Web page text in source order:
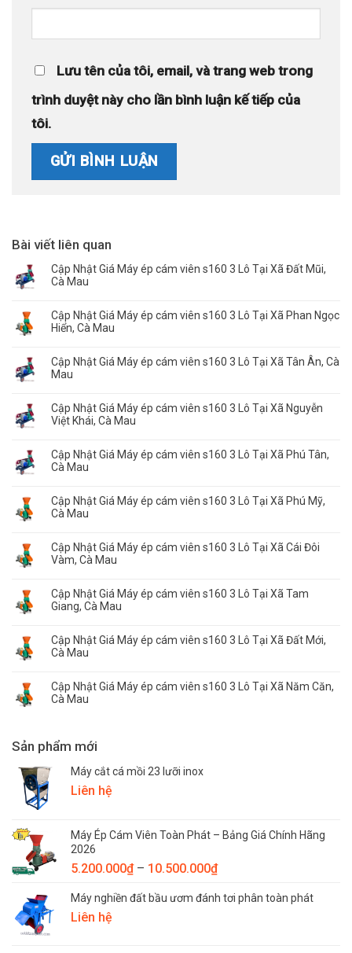
Lưu tên của tôi, email, và trang web trong
trình duyệt này cho lần bình luận kế tiếp của
tôi.
Bài viết liên quan
Cập Nhật Giá Máy ép cám viên s160 3 Lô Tại Xã Đất Mũi,
Cà Mau
Cập Nhật Giá Máy ép cám viên s160 3 Lô Tại Xã Phan Ngọc
Hiển, Cà Mau
Cập Nhật Giá Máy ép cám viên s160 3 Lô Tại Xã Tân Ân, Cà
Mau
Cập Nhật Giá Máy ép cám viên s160 3 Lô Tại Xã Nguyễn
Việt Khái, Cà Mau
Cập Nhật Giá Máy ép cám viên s160 3 Lô Tại Xã Phú Tân,
Cà Mau
Cập Nhật Giá Máy ép cám viên s160 3 Lô Tại Xã Phú Mỹ,
Cà Mau
Cập Nhật Giá Máy ép cám viên s160 3 Lô Tại Xã Cái Đôi
Vàm, Cà Mau
Cập Nhật Giá Máy ép cám viên s160 3 Lô Tại Xã Tam
Giang, Cà Mau
Cập Nhật Giá Máy ép cám viên s160 3 Lô Tại Xã Đất Mới,
Cà Mau
Cập Nhật Giá Máy ép cám viên s160 3 Lô Tại Xã Năm Căn,
Cà Mau
Sản phẩm mới
Máy cắt cá mồi 23 lưỡi inox
Liên hệ
Máy Ép Cám Viên Toàn Phát – Bảng Giá Chính Hãng
2026
5.200.000₫ – 10.500.000₫Khoảng
từ
Máy nghiền đất bầu ươm đánh tơi phân toàn phát
Liên hệ